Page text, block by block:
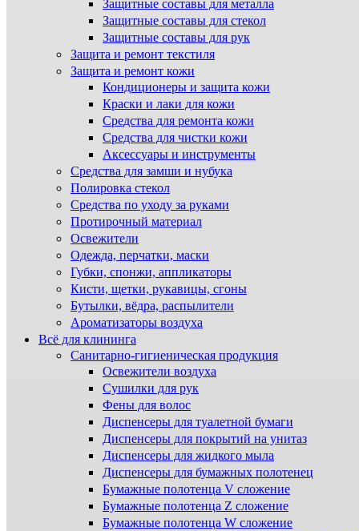
Защитные составы для металла
Защитные составы для стекол
Защитные составы для рук
Защита и ремонт текстиля
Защита и ремонт кожи
Кондиционеры и защита кожи
Краски и лаки для кожи
Средства для ремонта кожи
Средства для чистки кожи
Аксессуары и инструменты
Средства для замши и нубука
Полировка стекол
Средства по уходу за руками
Протирочный материал
Освежители
Одежда, перчатки, маски
Губки, спонжи, аппликаторы
Кисти, щетки, рукавицы, сгоны
Бутылки, вёдра, распылители
Ароматизаторы воздуха
Всё для клининга
Санитарно-гигиеническая продукция
Освежители воздуха
Сушилки для рук
Фены для волос
Диспенсеры для туалетной бумаги
Диспенсеры для покрытий на унитаз
Диспенсеры для жидкого мыла
Диспенсеры для бумажных полотенец
Бумажные полотенца V сложение
Бумажные полотенца Z сложение
Бумажные полотенца W сложение